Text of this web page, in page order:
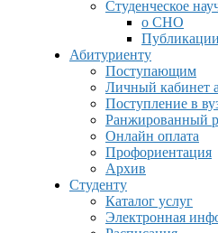
Студенческое
о СНО
Публикации
Абитуриенту
Поступающим
Личный кабинет
Поступление в
Ранжированный
Онлайн оплата
Профориентация
Архив
Студенту
Каталог услуг
Электронная